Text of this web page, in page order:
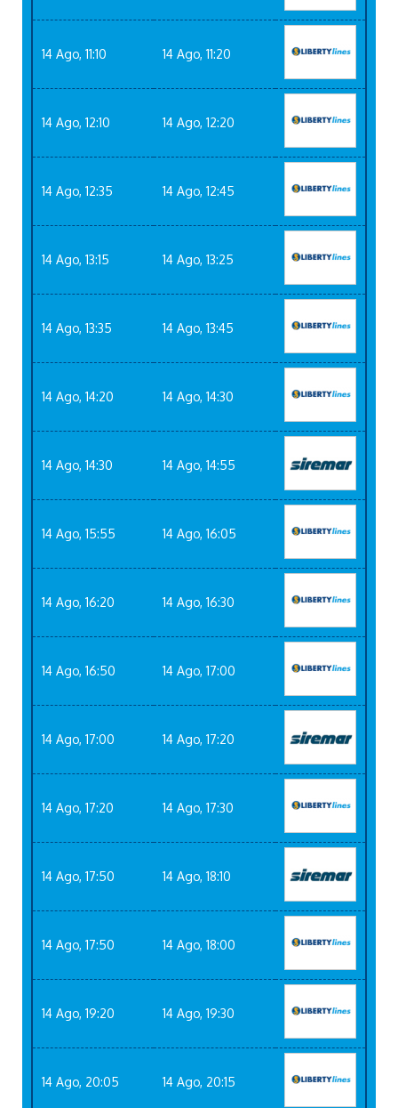
14 Ago, 11:10 14 Ago, 11:20
14 Ago, 12:10 14 Ago, 12:20
14 Ago, 12:35 14 Ago, 12:45
14 Ago, 13:15 14 Ago, 13:25
14 Ago, 13:35 14 Ago, 13:45
14 Ago, 14:20 14 Ago, 14:30
14 Ago, 14:30 14 Ago, 14:55
14 Ago, 15:55 14 Ago, 16:05
14 Ago, 16:20 14 Ago, 16:30
14 Ago, 16:50 14 Ago, 17:00
14 Ago, 17:00 14 Ago, 17:20
14 Ago, 17:20 14 Ago, 17:30
14 Ago, 17:50 14 Ago, 18:10
14 Ago, 17:50 14 Ago, 18:00
14 Ago, 19:20 14 Ago, 19:30
14 Ago, 20:05 14 Ago, 20:15